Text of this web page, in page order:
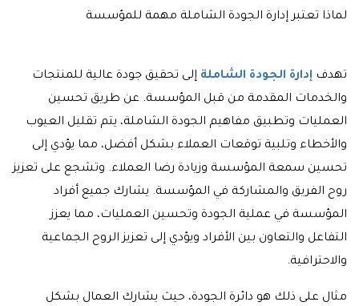
لماذا تعتبر إدارة الجودة الشاملة مهمة للمؤسسة
تهدف إدارة الجودة الشاملة إلى تحقيق جودة عالية للمنتجات
والخدمات المقدمة من قبل المؤسسة. عن طريق تحسين
العمليات وتطبيق مفاهيم الجودة الشاملة، يتم تقليل العيوب
والأخطاء وتلبية توقعات العملاء بشكل أفضل، مما يؤدي إلى
تحسين سمعة المؤسسة وزيادة رضا العملاء. وتشجع على تعزيز
روح الفريق والمشاركة في المؤسسة. يشارك جميع أفراد
المؤسسة في عملية الجودة وتحسين العمليات، مما يعزز
التفاعل والتعاون بين الأفراد ويؤدي إلى تعزيز الروح الجماعية
والاحترافية.
مثال على ذلك هو دائرة الجودة، حيث يشارك العمال بشكل